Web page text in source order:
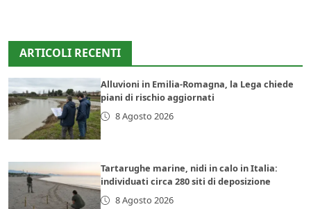
ARTICOLI RECENTI
Alluvioni in Emilia-Romagna, la Lega chiede
piani di rischio aggiornati
8 Agosto 2026
Tartarughe marine, nidi in calo in Italia:
individuati circa 280 siti di deposizione
8 Agosto 2026